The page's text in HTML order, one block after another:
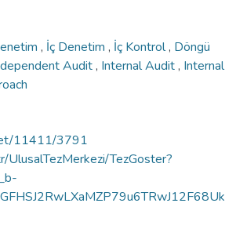
, İç Denetim , İç Kontrol, Döngü
Audit, Internal Audit, Internal
11411/3791
UlusalTezMerkezi/TezGoster?